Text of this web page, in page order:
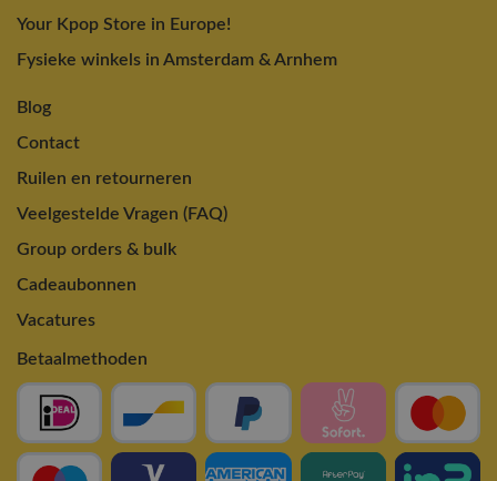
Your Kpop Store in Europe!
Fysieke winkels in Amsterdam & Arnhem
Blog
Contact
Ruilen en retourneren
Veelgestelde Vragen (FAQ)
Group orders & bulk
Cadeaubonnen
Vacatures
Betaalmethoden